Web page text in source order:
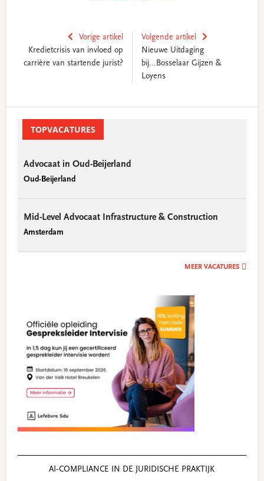
Vorige artikel
Kredietcrisis van invloed op
carrière van startende jurist?
Volgende artikel
Nieuwe Uitdaging
bij...Bosselaar Gijzen &
Loyens
SidebarTOPVACATURES
Advocaat in Oud-Beijerland
Oud-Beijerland
Mid-Level Advocaat Infrastructure & Construction
Amsterdam
MEER VACATURES
AI‑COMPLIANCE IN DE JURIDISCHE PRAKTIJK